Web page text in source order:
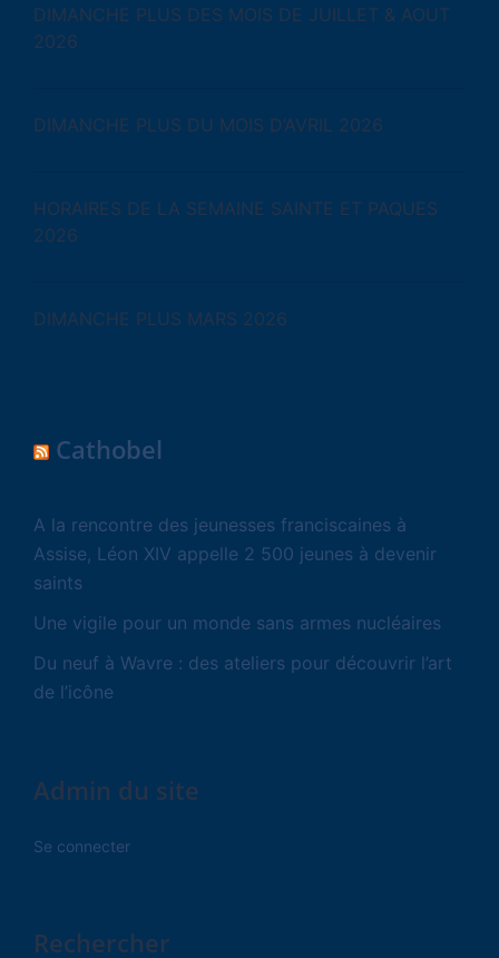
DIMANCHE PLUS DES MOIS DE JUILLET & AOUT
2026
DIMANCHE PLUS DU MOIS D’AVRIL 2026
HORAIRES DE LA SEMAINE SAINTE ET PAQUES
2026
DIMANCHE PLUS MARS 2026
Cathobel
A la rencontre des jeunesses franciscaines à
Assise, Léon XIV appelle 2 500 jeunes à devenir
saints
Une vigile pour un monde sans armes nucléaires
Du neuf à Wavre : des ateliers pour découvrir l’art
de l’icône
Admin du site
Se connecter
Rechercher